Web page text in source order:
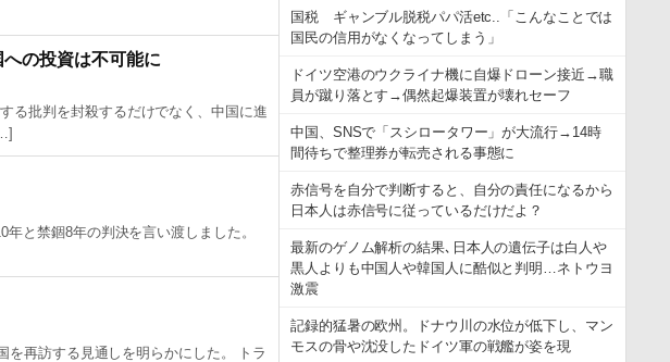
の投資は不可能に
る批判を封殺するだけでなく、中国に進
と禁錮8年の判決を言い渡しました。
を再訪する見通‌しを明らかにした。 トラ
国税 ギャンブル脱税パパ活etc..「こんなことでは
国民の信用がなくなってしまう」
ドイツ空港のウクライナ機に自爆ドローン接近→職
員が蹴り落とす→偶然起爆装置が壊れセーフ
中国、SNSで「スシロータワー」が大流行→14時
間待ちで整理券が転売される事態に
赤信号を自分で判断すると、自分の責任になるから
日本人は赤信号に従っているだけだよ？
最新のゲノム解析の結果､日本人の遺伝子は白人や
黒人よりも中国人や韓国人に酷似と判明…ネトウヨ
激震
記録的猛暑の欧州。ドナウ川の水位が低下し、マン
モスの骨や沈没したドイツ軍の戦艦が姿を現